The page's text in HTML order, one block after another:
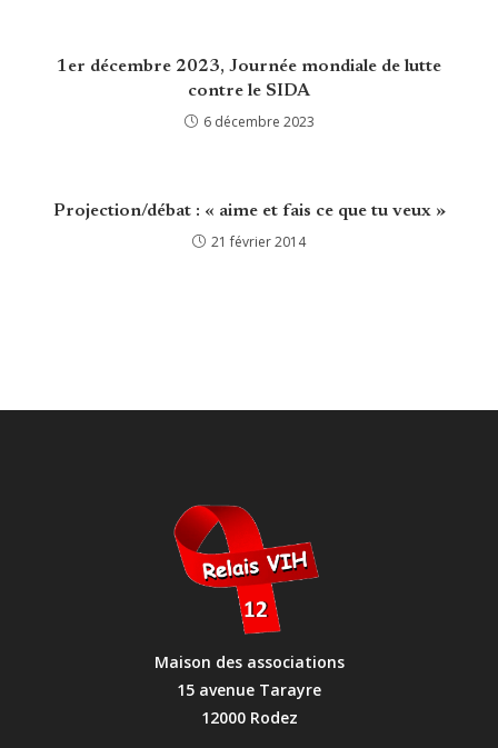
1er décembre 2023, Journée mondiale de lutte
contre le SIDA
6 décembre 2023
Projection/débat : « aime et fais ce que tu veux »
21 février 2014
Maison des associations
15 avenue Tarayre
12000 Rodez